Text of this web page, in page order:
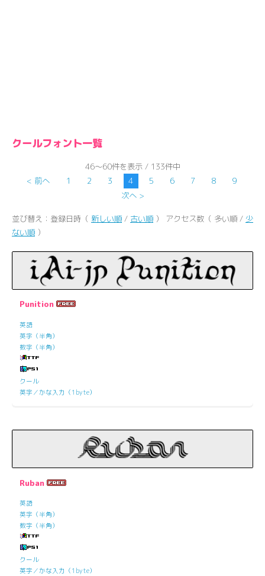
クールフォント一覧
46～60件を表示 / 133件中
< 前へ
1 2 3 4 5 6 7 8
9
次へ >
並び替え：登録日時（ 新しい順 / 古い順 ） アクセス数（ 多い順 / 少
ない順 ）
Punition
英語
英字（半角）
数字（半角）
クール
英字／かな入力（1byte）
Ruban
英語
英字（半角）
数字（半角）
クール
英字／かな入力（1byte）